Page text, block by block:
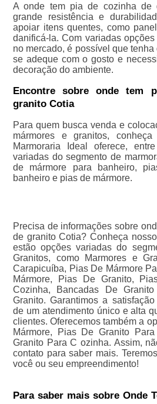
A onde tem pia de cozinha de
grande resistência e
apoiar itens quentes, como
danificá-la. Com variadas
no mercado, é possível que
se adeque com o gosto e
decoração do ambiente.
Encontre sobre onde tem
granito Cotia
Para quem busca venda e
mármores e granitos,
Marmoraria Ideal oferece,
variadas do segmento de
de mármore para banheiro,
banheiro e pias de mármore.
Precisa de informações sobre
de granito Cotia? Conheça
estão opções variadas do
Granitos, como Marmores e
Carapicuíba, Pias De Mármore
Mármore, Pias De Granito,
Cozinha, Bancadas De
Granito. Garantimos a
de um atendimento único e alta
clientes. Oferecemos também a
Mármore, Pias De Granito
Granito Para C ozinha. Assim,
contato para saber mais.
você ou seu empreendimento!
Para saber mais sobre Onde